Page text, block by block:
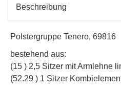
Beschreibung
Polstergruppe Tenero, 69816
bestehend aus:
(15 ) 2,5 Sitzer mit Armlehne
(52.29 ) 1 Sitzer